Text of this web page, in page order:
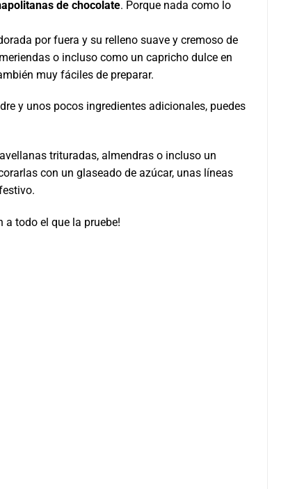
de chocolate. Porque nada como lo
por fuera y su relleno suave y cremoso de
o incluso como un capricho dulce en
muy fáciles de preparar.
y unos pocos ingredientes adicionales, puedes
trituradas, almendras o incluso un
con un glaseado de azúcar, unas líneas
a todo el que la pruebe!